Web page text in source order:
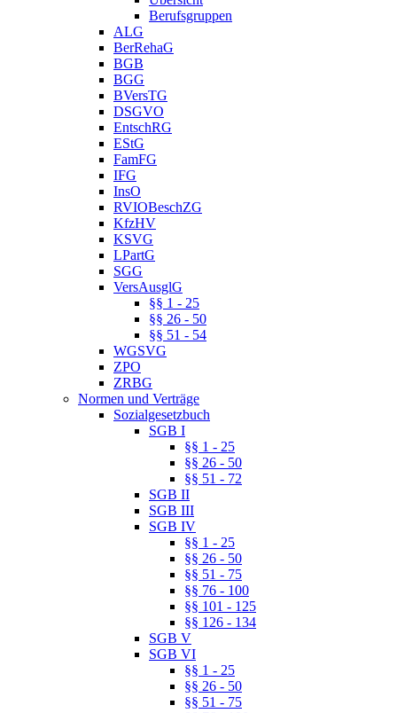
Berufsgruppen
ALG
BerRehaG
BGB
BGG
BVersTG
DSGVO
EntschRG
EStG
FamFG
IFG
InsO
RVIOBeschZG
KfzHV
KSVG
LPartG
SGG
VersAusglG
§§ 1 - 25
§§ 26 - 50
§§ 51 - 54
WGSVG
ZPO
ZRBG
Normen und Verträge
Sozialgesetzbuch
SGB I
§§ 1 - 25
§§ 26 - 50
§§ 51 - 72
SGB II
SGB III
SGB IV
§§ 1 - 25
§§ 26 - 50
§§ 51 - 75
§§ 76 - 100
§§ 101 - 125
§§ 126 - 134
SGB V
SGB VI
§§ 1 - 25
§§ 26 - 50
§§ 51 - 75